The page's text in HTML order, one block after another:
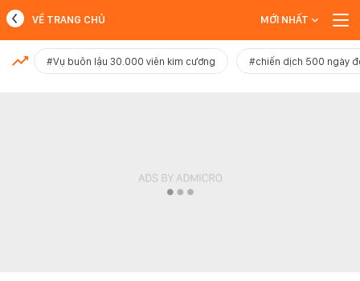
MỚI NHẤT
VỀ TRANG CHỦ MỚI NHẤT
#Vụ buôn lậu 30.000 viên kim cương #chiến dịch 500 ngày